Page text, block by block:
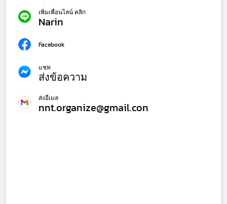
เพิ่มเพื่อนไลน์ คลิก
Narin
Facebook
แชท
ส่งข้อความ
ส่งอีเมล
nnt.organize@gmail.con